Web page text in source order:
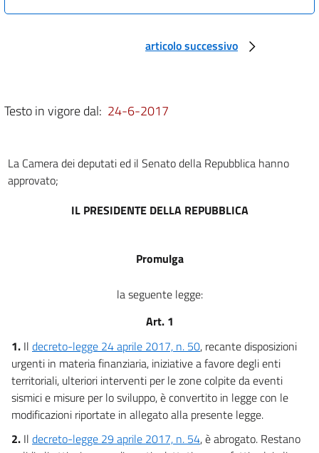
articolo successivo
Testo in vigore dal: 24-6-2017
La Camera dei deputati ed il Senato della Repubblica hanno
approvato;
IL PRESIDENTE DELLA REPUBBLICA
Promulga
la seguente legge:
Art. 1
1. Il decreto-legge 24 aprile 2017, n. 50, recante disposizioni
urgenti in materia finanziaria, iniziative a favore degli enti
territoriali, ulteriori interventi per le zone colpite da eventi
sismici e misure per lo sviluppo, è convertito in legge con le
modificazioni riportate in allegato alla presente legge.
2. Il decreto-legge 29 aprile 2017, n. 54, è abrogato. Restano